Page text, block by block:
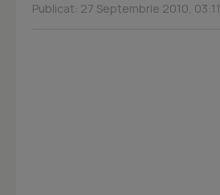
Publicat: 27 Septembrie 2010, 03:11